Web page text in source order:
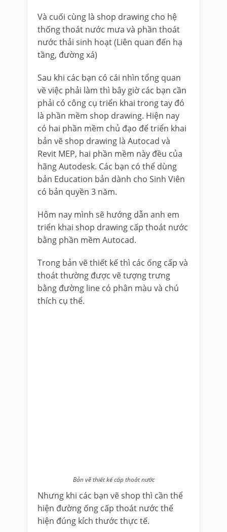
Và cuối cùng là shop drawing cho hệ
thống thoát nước mưa và phần thoát
nước thải sinh hoạt (Liên quan đến hạ
tầng, đường xá)
Sau khi các bạn có cái nhìn tổng quan
về việc phải làm thì bây giờ các bạn cần
phải có công cụ triển khai trong tay đó
là phần mềm shop drawing. Hiện nay
có hai phần mềm chủ đạo để triển khai
bản vẽ shop drawing là Autocad và
Revit MEP, hai phần mềm này đều của
hãng Autodesk. Các bạn có thể dùng
bản Education bản dành cho Sinh Viên
có bản quyền 3 năm.
Hôm nay mình sẽ hướng dẫn anh em
triển khai shop drawing cấp thoát nước
bằng phần mềm Autocad.
Trong bản vẽ thiết kế thì các ống cấp và
thoát thường được vẽ tượng trưng
bằng đường line có phân màu và chú
thích cụ thể.
Bản vẽ thiết kế cấp thoát nước
Nhưng khi các bạn vẽ shop thì cần thể
hiện đường ống cấp thoát nước thể
hiện đúng kích thước thực tế.